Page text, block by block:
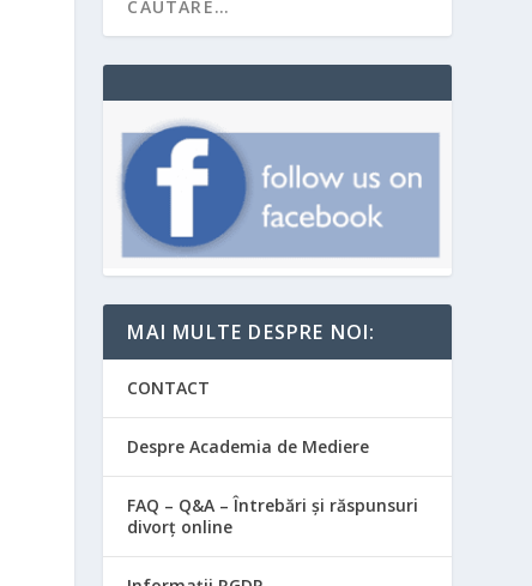
MAI MULTE DESPRE NOI:
CONTACT
Despre Academia de Mediere
FAQ – Q&A – Întrebări și răspunsuri
divorț online